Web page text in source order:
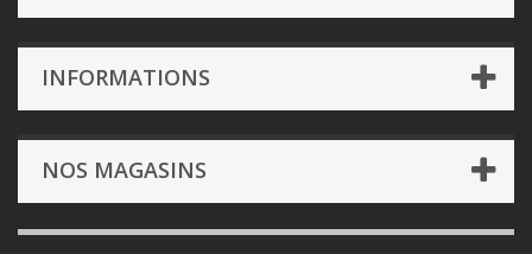
INFORMATIONS
NOS MAGASINS